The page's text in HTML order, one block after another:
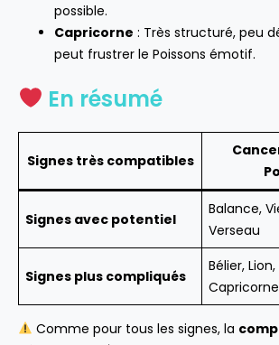
possible.
Capricorne : Très structuré, peu
peut frustrer le Poissons émotif.
En résumé
Signes très compatibles
Signes avec potentiel
Balance,
Verseau
Signes plus compliqués
Bélier,
Capricorne
Comme pour tous les signes, la